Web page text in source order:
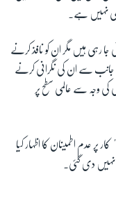
نہیں ہے۔
رہی ہیں مگر ان کو نافذ کرنے
جانب سے ان کی نگرانی کرنے
وجہ سے عالمی سطح پر
عدم اطمینان کا اظہار کیا
نہیں دی گئی۔